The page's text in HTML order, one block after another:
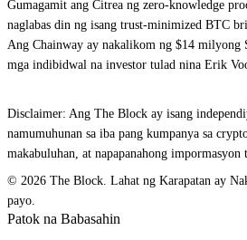
Gumagamit ang Citrea ng zero-knowledge
naglabas din ng isang trust-minimized BTC
Ang Chainway ay nakalikom ng $14 milyong
mga indibidwal na investor tulad nina Erik
Disclaimer: Ang The Block ay isang
namumuhunan sa iba pang kumpanya sa
makabuluhan, at napapanahong
© 2026 The Block. Lahat ng Karapatan ay
payo.
Patok na Babasahin